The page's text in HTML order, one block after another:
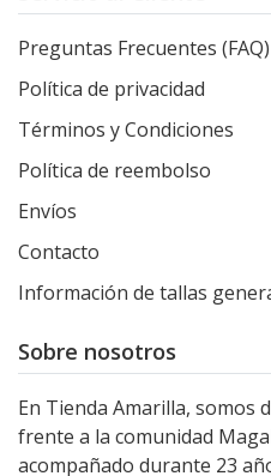
Preguntas Frecuentes (FAQ)
Política de privacidad
Términos y Condiciones
Política de reembolso
Envíos
Contacto
Información de tallas
Sobre nosotros
En Tienda Amarilla, somos
frente a la comunidad
acompañado durante 23